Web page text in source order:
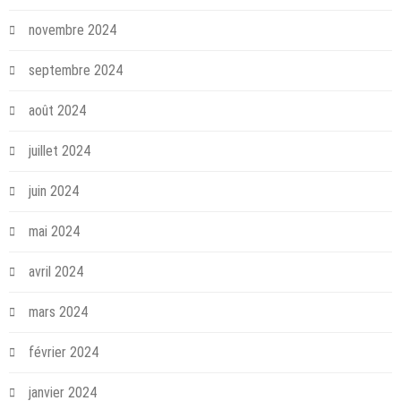
novembre 2024
septembre 2024
août 2024
juillet 2024
juin 2024
mai 2024
avril 2024
mars 2024
février 2024
janvier 2024